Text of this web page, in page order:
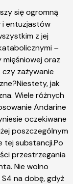
się ogromną
entuzjastów
z jej
–
mięśniowej oraz
zażywanie
jak
Wiele różnych
Andarine
oczekiwane
poszczególnym
tej substancji.Po
przestrzegania
Nie wolno
na dobę, gdyż